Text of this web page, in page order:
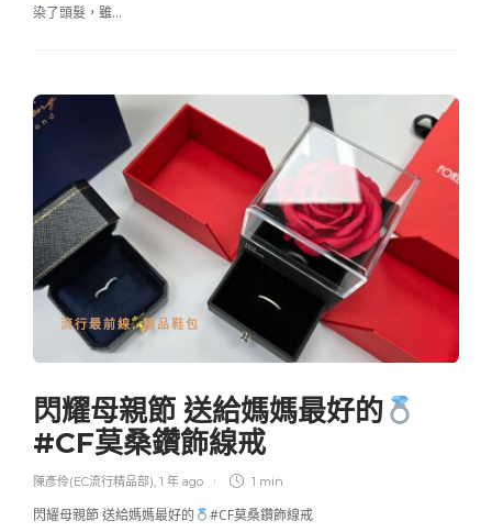
染了頭髮，雖…
流行最前線,精品鞋包
閃耀母親節 送給媽媽最好的
#CF莫桑鑽飾線戒
陳彥伶(EC流行精品部) 1 年 ago 1 min
閃耀母親節 送給媽媽最好的 #CF莫桑鑽飾線戒